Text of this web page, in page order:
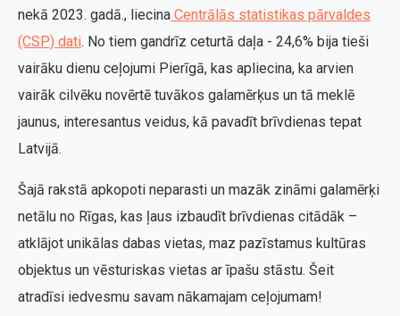
nekā 2023. gadā., liecina Centrālās statistikas pārvaldes
(CSP) dati. No tiem gandrīz ceturtā daļa - 24,6% bija tieši
vairāku dienu ceļojumi Pierīgā, kas apliecina, ka arvien
vairāk cilvēku novērtē tuvākos galamērķus un tā meklē
jaunus, interesantus veidus, kā pavadīt brīvdienas tepat
Latvijā.
Šajā rakstā apkopoti neparasti un mazāk zināmi galamērķi
netālu no Rīgas, kas ļaus izbaudīt brīvdienas citādāk –
atklājot unikālas dabas vietas, maz pazīstamus kultūras
objektus un vēsturiskas vietas ar īpašu stāstu. Šeit
atradīsi iedvesmu savam nākamajam ceļojumam!